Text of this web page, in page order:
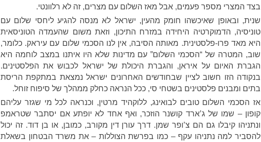
בצד המצרי מספר פעמים, אבל מאז השלום עם מצרים, זה לא רלוונטי.
שנית, ובאופן שאיכשהו חומק מהעין, ישראל לא מנסה להגיע ליחסי שלום עם
טוניסיה, הדמוקרטיה היחידה במזרח התיכון, וזאת משום שהעמדה הטוניסאית
היא מאד פרו-פלסטינית. מאותה הסיבה, אין לנו הסכמי שלום עם עיראק. כלומר,
שוב, המטרה של “הסכמי השלום” עם מדינות שלא היו איתנו במצב לוחמה היא
הגברת האיום על איראן, והגברת היכולת של ישראל לכבוש את הפלסטינים.
בנקודה הזו חשוב לציין שבחודשים האחרונים ישראל נמצאת במתקפת הריסת
בתים ומבנים פלסטינים בשטחי סי, ככל הנראה כחלק ממהלך של סיפוח זוחל.
אז הסכמי השלום טובים לבואינג, ללוקהיד מרטין, וכנראה לכל מי שגזר עליהם
קופון – שמו של ג’ארד קושנר הוזכר, ואף אחד לא יופתע אם יסתבר שטראמפ
ונתניהו קיבלו גם הם צ’ופר שמן. דרך עורן דין מקורב, כמובן, או בן דוד. זה יכול
להסביר למה נתניהו עקף – כמו בפרשת הצוללות – את משרד הבטחון בשאלת